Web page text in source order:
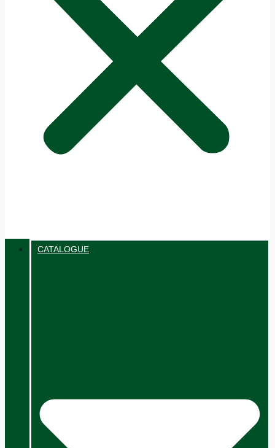
CATALOGUE